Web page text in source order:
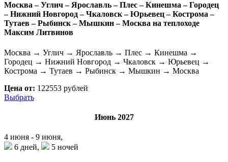
Москва – Углич – Ярославль – Плес – Кинешма – Городец
– Нижний Новгород – Чкаловск – Юрьевец – Кострома –
Тутаев – Рыбинск – Мышкин – Москва на теплоходе
Максим Литвинов
Москва → Углич → Ярославль → Плес → Кинешма →
Городец → Нижний Новгород → Чкаловск → Юрьевец →
Кострома → Тутаев → Рыбинск → Мышкин → Москва
Цена от: 122553 рублей
Выбрать
Июнь 2027
4 июня - 9 июня,
6 дней,
5 ночей